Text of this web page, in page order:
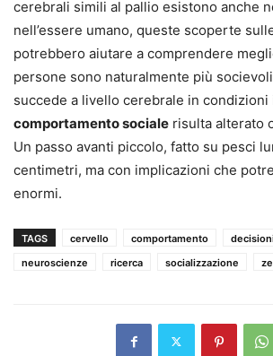
cerebrali simili al pallio esistono anche
nell’essere umano, queste scoperte
potrebbero aiutare a comprendere
persone sono naturalmente più
succede a livello cerebrale in condizioni
comportamento sociale risulta alterato
Un passo avanti piccolo, fatto su pesci
centimetri, ma con implicazioni che
enormi.
TAGS cervello comportamento
neuroscienze
ricerca socializzazione